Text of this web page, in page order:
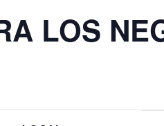
LOS